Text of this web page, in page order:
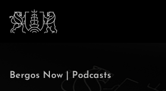
Bergos Now Podcasts